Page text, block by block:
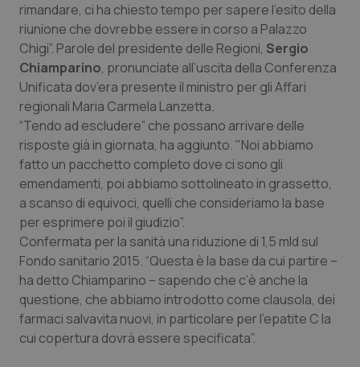
Friuli Venezia Giulia
Lazio
Liguria
Lombardia
Marche
Molise
Piemonte
Provincia Autonoma di Bolzano
Dermatite Atopica
Diabete & glucometri
Disturbi dell’umore
Dolore
Donna & Salute
Epatiti
HIV
Infezioni & Febbre
rimandare, ci ha chiesto tempo per sapere l'esito della
riunione che dovrebbe essere in corso a Palazzo
Chigi”. Parole del presidente delle Regioni, Sergio
Chiamparino, pronunciate all’uscita della Conferenza
Unificata dov’era presente il ministro per gli Affari
regionali Maria Carmela Lanzetta.
“Tendo ad escludere” che ‎possano arrivare delle
risposte già in giornata, ha aggiunto. "Noi abbiamo
fatto un pacchetto completo dove ci sono gli
emendamenti, poi abbiamo sottolineato in grassetto,
a scanso di equivoci, quelli che consideriamo la base
per esprimere poi il giudizio”.
Confermata per la sanità una riduzione di 1,5 mld sul
Fondo sanitario 2015. “Questa è la base da cui partire –
ha detto Chiamparino – sapendo che c’è anche la
questione, che abbiamo introdotto come clausola, dei
farmaci salvavita nuovi, in particolare per l’epatite C la
cui copertura dovrà essere specificata”.